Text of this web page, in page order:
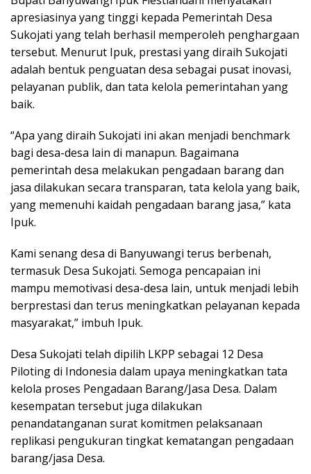
apresiasinya yang tinggi kepada Pemerintah Desa
Sukojati yang telah berhasil memperoleh penghargaan
tersebut. Menurut Ipuk, prestasi yang diraih Sukojati
adalah bentuk penguatan desa sebagai pusat inovasi,
pelayanan publik, dan tata kelola pemerintahan yang
baik.
“Apa yang diraih Sukojati ini akan menjadi benchmark
bagi desa-desa lain di manapun. Bagaimana
pemerintah desa melakukan pengadaan barang dan
jasa dilakukan secara transparan, tata kelola yang baik,
yang memenuhi kaidah pengadaan barang jasa,” kata
Ipuk.
Kami senang desa di Banyuwangi terus berbenah,
termasuk Desa Sukojati. Semoga pencapaian ini
mampu memotivasi desa-desa lain, untuk menjadi lebih
berprestasi dan terus meningkatkan pelayanan kepada
masyarakat,” imbuh Ipuk.
Desa Sukojati telah dipilih LKPP sebagai 12 Desa
Piloting di Indonesia dalam upaya meningkatkan tata
kelola proses Pengadaan Barang/Jasa Desa. Dalam
kesempatan tersebut juga dilakukan
penandatanganan surat komitmen pelaksanaan
replikasi pengukuran tingkat kematangan pengadaan
barang/jasa Desa.